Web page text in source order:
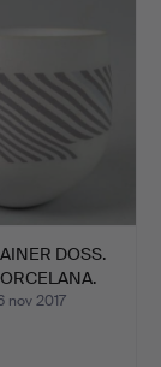
DOSS.
nov 2017